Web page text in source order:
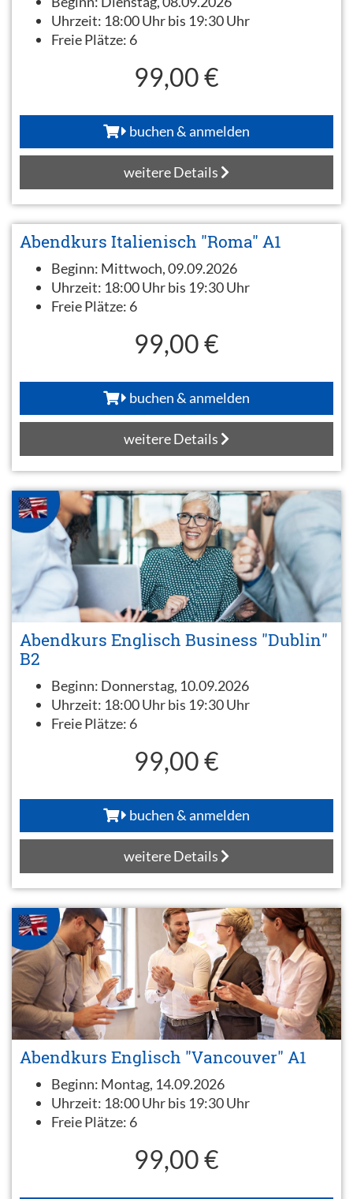
Uhrzeit: 18:00 Uhr bis 19:30 Uhr
Freie Plätze: 6
99,00 €
buchen & anmelden
weitere Details
Abendkurs Italienisch "Roma" A1
Beginn: Mittwoch, 09.09.2026
Uhrzeit: 18:00 Uhr bis 19:30 Uhr
Freie Plätze: 6
99,00 €
buchen & anmelden
weitere Details
Abendkurs Englisch Business "Dublin"
B2
Beginn: Donnerstag, 10.09.2026
Uhrzeit: 18:00 Uhr bis 19:30 Uhr
Freie Plätze: 6
99,00 €
buchen & anmelden
weitere Details
Abendkurs Englisch "Vancouver" A1
Beginn: Montag, 14.09.2026
Uhrzeit: 18:00 Uhr bis 19:30 Uhr
Freie Plätze: 6
99,00 €